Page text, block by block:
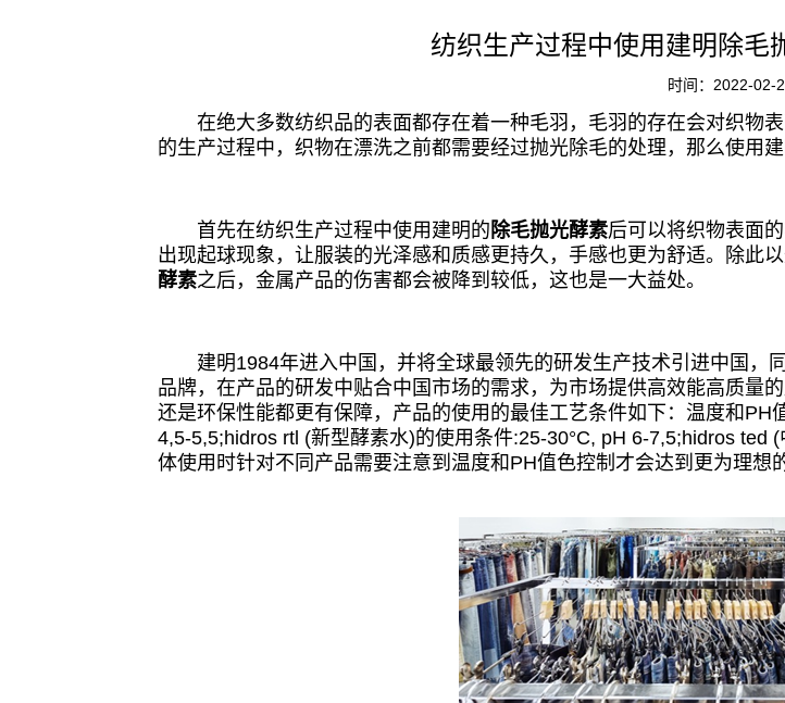
纺织生产过程中使用建明除毛
时间：2022-02-
在绝大多数纺织品的表面都存在着一种毛羽，毛羽的存在会对织物
的生产过程中，织物在漂洗之前都需要经过抛光除毛的处理，那么使用
首先在纺织生产过程中使用建明的 除毛抛光酵素后可以将织物表面
出现起球现象，让服装的光泽感和质感更持久，手感也更为舒适。除此
酵素之后，金属产品的伤害都会被降到较低，这也是一大益处。
建明1984年进入中国，并将全球最领先的研发生产技术引进中国，
品牌，在产品的研发中贴合中国市场的需求，为市场提供高效能高质量
还是环保性能都更有保障，产品的使用的最佳工艺条件如下：温度和
4,5-5,5;hidros rtl (新型酵素水)的使用条件:25-30°C, pH 6-7,5;hidros ted
体使用时针对不同产品需要注意到温度和PH值色控制才会达到更为理想